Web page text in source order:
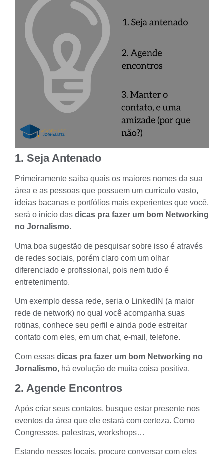
1. Seja Antenado
Primeiramente saiba quais os maiores nomes da sua
área e as pessoas que possuem um currículo vasto,
ideias bacanas e portfólios mais experientes que você,
será o início das dicas pra fazer um bom Networking
no Jornalismo.
Uma boa sugestão de pesquisar sobre isso é através
de redes sociais, porém claro com um olhar
diferenciado e profissional, pois nem tudo é
entretenimento.
Um exemplo dessa rede, seria o LinkedIN (a maior
rede de network) no qual você acompanha suas
rotinas, conhece seu perfil e ainda pode estreitar
contato com eles, em um chat, e-mail, telefone.
Com essas dicas pra fazer um bom Networking no
Jornalismo, há evolução de muita coisa positiva.
2. Agende Encontros
Após criar seus contatos, busque estar presente nos
eventos da área que ele estará com certeza. Como
Congressos, palestras, workshops…
Estando nesses locais, procure conversar com eles